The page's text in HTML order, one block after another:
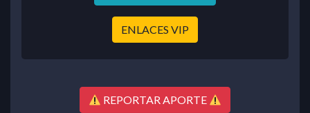
ENLACES VIP
REPORTAR APORTE